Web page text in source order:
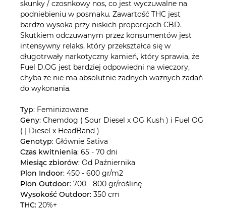
skunky / czosnkowy nos, co jest wyczuwalne na
podniebieniu w posmaku. Zawartość THC jest
bardzo wysoka przy niskich proporcjach CBD.
Skutkiem odczuwanym przez konsumentów jest
intensywny relaks, który przekształca się w
długotrwały narkotyczny kamień, który sprawia, że
Fuel D.OG jest bardziej odpowiedni na wieczory,
chyba że nie ma absolutnie żadnych ważnych zadań
do wykonania.
Typ: Feminizowane
Geny: Chemdog ( Sour Diesel x OG Kush ) i Fuel OG
( | Diesel x HeadBand )
Genotyp: Głównie Sativa
Czas kwitnienia: 65 - 70 dni
Miesiąc zbiorów: Od Paźniernika
Plon Indoor: 450 - 600 gr/m2
Plon Outdoor: 700 - 800 gr/roślinę
Wysokość Outdoor: 350 cm
THC: 20%+